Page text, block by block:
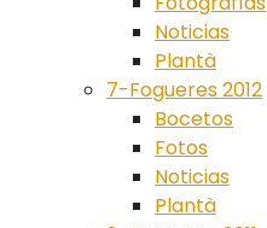
Noticias
Plantà
7-Fogueres 2012
Bocetos
Fotos
Noticias
Plantà